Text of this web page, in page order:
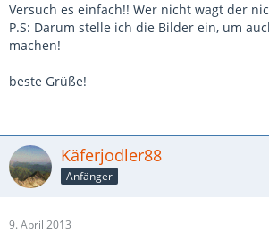
Versuch es einfach!! Wer nicht wagt der
P.S: Darum stelle ich die Bilder ein, um
machen!
beste Grüße!
Käferjodler88
Anfänger
9. April 2013